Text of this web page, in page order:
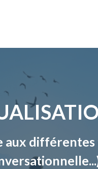
aux